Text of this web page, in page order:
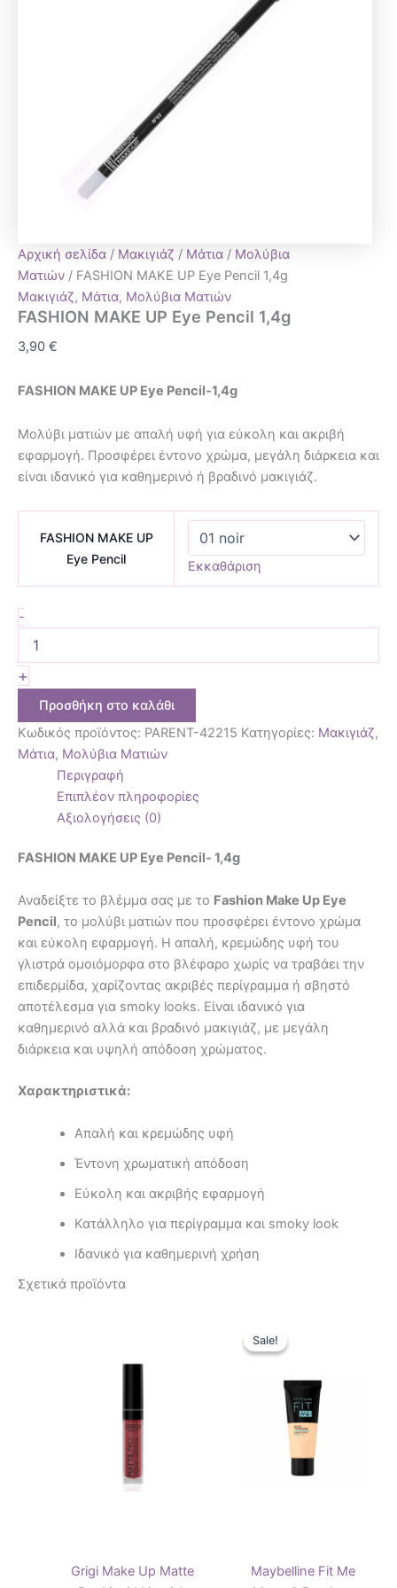
Αρχική σελίδα / Μακιγιάζ / Μάτια / Μολύβια
Ματιών / FASHION MAKE UP Eye Pencil 1,4g
Μακιγιάζ, Μάτια, Μολύβια Ματιών
FASHION MAKE UP Eye Pencil 1,4g
3,90 €
FASHION MAKE UP Eye Pencil-1,4g
Μολύβι ματιών με απαλή υφή για εύκολη και ακριβή
εφαρμογή. Προσφέρει έντονο χρώμα, μεγάλη διάρκεια και
είναι ιδανικό για καθημερινό ή βραδινό μακιγιάζ.
FASHION MAKE UP
Eye Pencil
Εκκαθάριση
-
+
Προσθήκη στο καλάθι
Κωδικός προϊόντος: PARENT-42215 Κατηγορίες: Μακιγιάζ,
Μάτια, Μολύβια Ματιών
Περιγραφή
Επιπλέον πληροφορίες
Αξιολογήσεις (0)
FASHION MAKE UP Eye Pencil- 1,4g
Αναδείξτε το βλέμμα σας με το Fashion Make Up Eye
Pencil, το μολύβι ματιών που προσφέρει έντονο χρώμα
και εύκολη εφαρμογή. Η απαλή, κρεμώδης υφή του
γλιστρά ομοιόμορφα στο βλέφαρο χωρίς να τραβάει την
επιδερμίδα, χαρίζοντας ακριβές περίγραμμα ή σβηστό
αποτέλεσμα για smoky looks. Είναι ιδανικό για
καθημερινό αλλά και βραδινό μακιγιάζ, με μεγάλη
διάρκεια και υψηλή απόδοση χρώματος.
Χαρακτηριστικά:
Απαλή και κρεμώδης υφή
Έντονη χρωματική απόδοση
Εύκολη και ακριβής εφαρμογή
Κατάλληλο για περίγραμμα και smoky look
Ιδανικό για καθημερινή χρήση
Σχετικά προϊόντα
Grigi Make Up Matteσελίδα
Sale!
Sale!
Maybelline Fit Meσελίδα